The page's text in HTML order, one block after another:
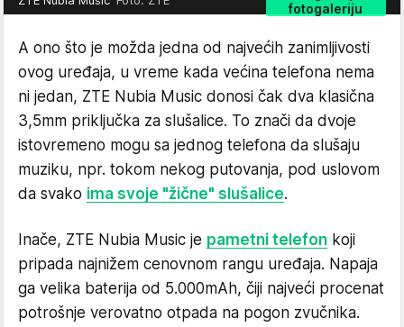
fotogaleriju
A ono što je možda jedna od najvećih zanimljivosti
ovog uređaja, u vreme kada većina telefona nema
ni jedan, ZTE Nubia Music donosi čak dva klasična
3,5mm priključka za slušalice. To znači da dvoje
istovremeno mogu sa jednog telefona da slušaju
muziku, npr. tokom nekog putovanja, pod uslovom
da svako ima svoje "žične" slušalice.
Inače, ZTE Nubia Music je pametni telefon koji
pripada najnižem cenovnom rangu uređaja. Napaja
ga velika baterija od 5.000mAh, čiji najveći procenat
potrošnje verovatno otpada na pogon zvučnika.